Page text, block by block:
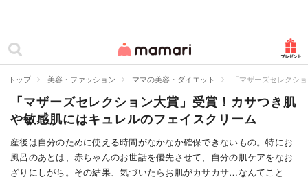
ママリ
カテゴリー一覧
妊娠
出産
赤ちゃん・育児
トップ 美容・ファッション ママの美容・ダイエット 「マザーズセレクシ
「マザーズセレクション大賞」受賞！カサつき肌
や敏感肌にはキュレルのフェイスクリーム
産後は自分のために使える時間がなかなか確保できないもの。特にお
風呂のあとは、赤ちゃんのお世話を優先させて、自分の肌ケアをなお
ざりにしがち。その結果、気づいたらお肌がカサカサ…なんてこと